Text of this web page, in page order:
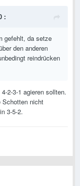
:
gefehlt, da setze
den anderen
reindrücken
2-3-1 agieren sollten.
Schotten nicht
3-5-2.